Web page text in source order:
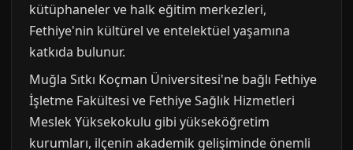
kütüphaneler ve halk eğitim merkezleri,
Fethiye'nin kültürel ve entelektüel yaşamına
katkıda bulunur.
Muğla Sıtkı Koçman Üniversitesi'ne bağlı Fethiye
İşletme Fakültesi ve Fethiye Sağlık Hizmetleri
Meslek Yüksekokulu gibi yükseköğretim
kurumları, ilçenin akademik gelişiminde önemli